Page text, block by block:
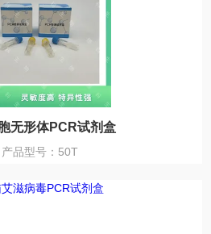
无形体PCR试剂盒
产品型号：50T